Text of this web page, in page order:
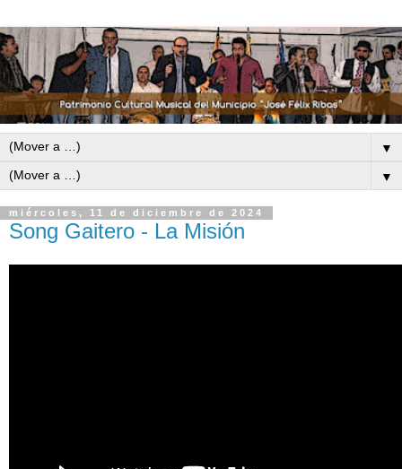
▼
▼
miércoles, 11 de diciembre de 2024
Song Gaitero - La Misión